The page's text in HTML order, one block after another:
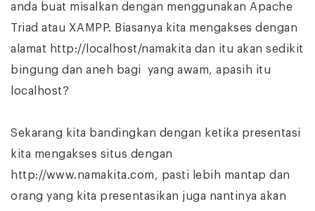
anda buat misalkan dengan menggunakan Apache
Triad atau XAMPP. Biasanya kita mengakses dengan
alamat http://localhost/namakita dan itu akan sedikit
bingung dan aneh bagi yang awam, apasih itu
localhost?
Sekarang kita bandingkan dengan ketika presentasi
kita mengakses situs dengan
http://www.namakita.com, pasti lebih mantap dan
orang yang kita presentasikan juga nantinya akan